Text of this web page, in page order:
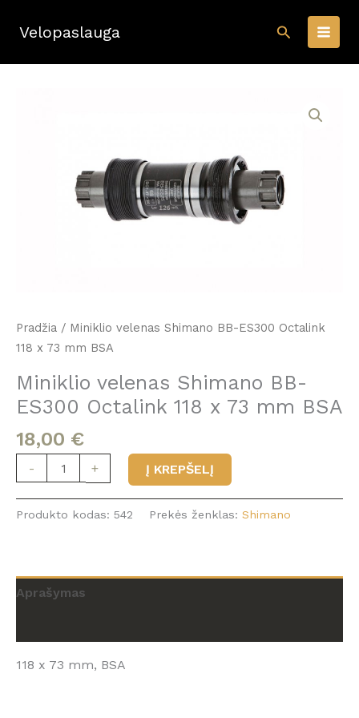
prieVelopaslauga Paieška
Pradžia / Miniklio velenas Shimano BB-ES300 Octalink
118 x 73 mm BSA
Miniklio velenas Shimano BB-
ES300 Octalink 118 x 73 mm BSA
18,00 €
-
produkto
kiekis:
Miniklio
velenas
ES300
Octalink
x
73
+ Į KREPŠELĮ
Produkto kodas: 542 Prekės ženklas: Shimano
Aprašymas
118 x 73 mm, BSA